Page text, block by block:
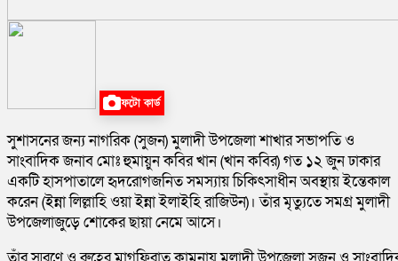
ফটো কার্ড
সুশাসনের জন্য নাগরিক (সুজন) মুলাদী উপজেলা শাখার সভাপতি ও
সাংবাদিক জনাব মোঃ হুমায়ুন কবির খান (খান কবির) গত ১২ জুন ঢাকার
একটি হাসপাতালে হৃদরোগজনিত সমস্যায় চিকিৎসাধীন অবস্থায় ইন্তেকাল
করেন (ইন্না লিল্লাহি ওয়া ইন্না ইলাইহি রাজিউন)। তাঁর মৃত্যুতে সমগ্র মুলাদী
উপজেলাজুড়ে শোকের ছায়া নেমে আসে।